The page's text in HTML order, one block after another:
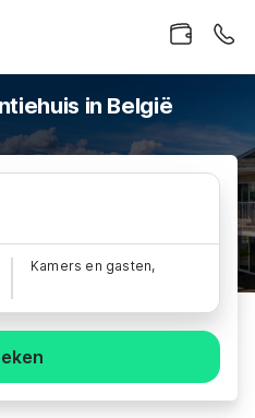
in België
Kamers en gasten,